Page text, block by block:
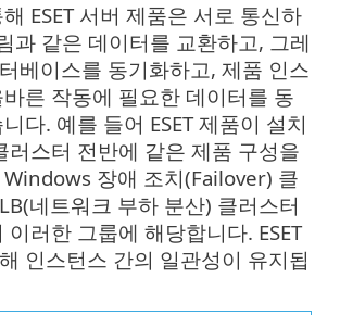
ESET 서버 제품은 서로 통신하
과 같은 데이터를 교환하고, 그레
베이스를 동기화하고, 제품 인스
른 작동에 필요한 데이터를 동
다. 예를 들어 ESET 제품이 설치
러스터 전반에 같은 제품 구성을
장애 조치(Failover) 클
네트워크 부하 분산) 클러스터
러한 그룹에 해당합니다. ESET
인스턴스 간의 일관성이 유지됩